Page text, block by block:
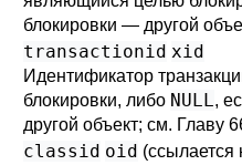
блокировки — другой
transactionid xid
Идентификатор
блокировки, либо NULL,
другой объект; см. Главу
classid oid (ссылается